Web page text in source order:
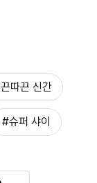
따끈 신간
#슈퍼 샤이